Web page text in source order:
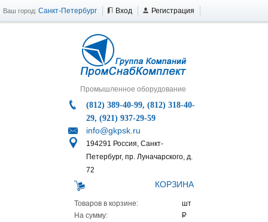
Ваш город: Санкт-Петербург Вход Регистрация
Промышленное оборудование
(812) 389-40-99, (812) 318-40-
29, (921) 937-29-59
info@gkpsk.ru
194291 Россия, Санкт-
Петербург, пр. Луначарского, д.
72
КОРЗИНА
Товаров в корзине:
На сумму: